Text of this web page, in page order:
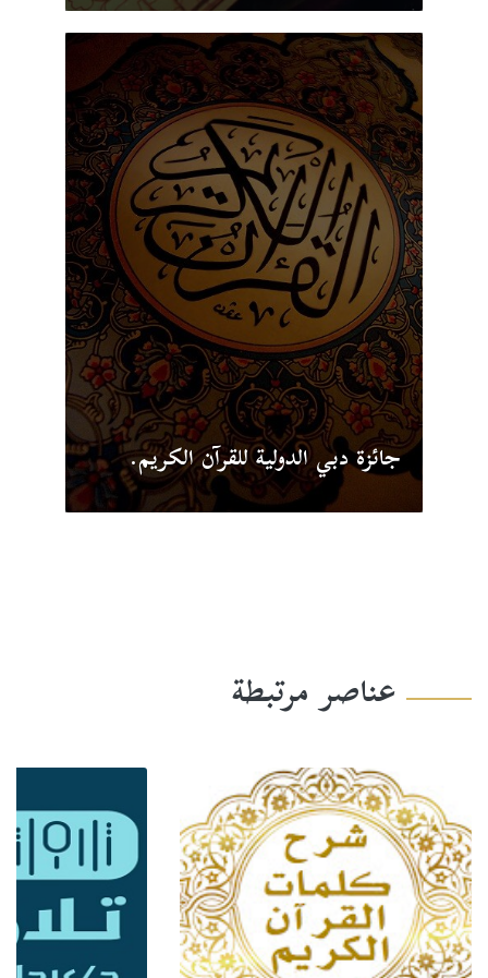
جائزة دبي الدولية للقرآن الكريم.
عناصر مرتبطة